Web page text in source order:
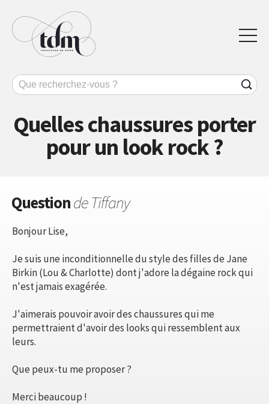
Quelles chaussures porter
pour un look rock ?
Questionde Tiffany
Bonjour Lise,
Je suis une inconditionnelle du style des filles de Jane
Birkin (Lou & Charlotte) dont j'adore la dégaine rock qui
n'est jamais exagérée.
J'aimerais pouvoir avoir des chaussures qui me
permettraient d'avoir des looks qui ressemblent aux
leurs.
Que peux-tu me proposer ?
Merci beaucoup !